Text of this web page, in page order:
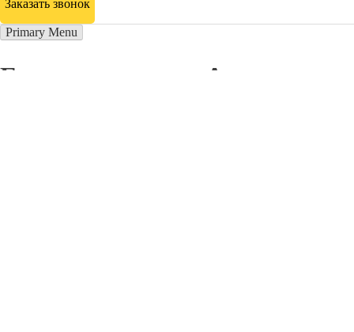
Заказать звонок
Primary Menu
Грузоперевозки в Ангрен